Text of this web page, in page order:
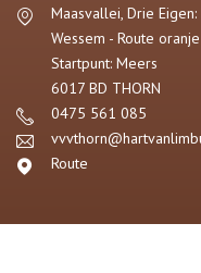
Maasvallei, Drie
Wessem - Route oranje
Startpunt: Meers
6017 BD THORN
0475 561 085
Route